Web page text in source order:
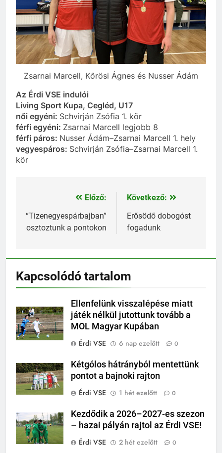
Zsarnai Marcell, Kőrösi Ágnes és Nusser Ádám
Az Érdi VSE indulói
Living Sport Kupa, Cegléd, U17
női egyéni: Schvirján Zsófia 1. kör
férfi egyéni: Zsarnai Marcell legjobb 8
férfi páros: Nusser Ádám–Zsarnai Marcell 1. hely
vegyespáros: Schvirján Zsófia–Zsarnai Marcell 1.
kör
Bejegyzés
navigáció
Előző:
“Tizenegyespárbajban”
osztoztunk a pontokon
Következő:
Erősödő dobogóst
fogadunk
Kapcsolódó tartalom
Ellenfelünk visszalépése miatt
játék nélkül jutottunk tovább a
MOL Magyar Kupában
Érdi VSE
6 nap ezelőtt 0
Kétgólos hátrányból mentettünk
pontot a bajnoki rajton
Érdi VSE
1 hét ezelőtt 0
Kezdődik a 2026–2027-es szezon
– hazai pályán rajtol az Érdi VSE!
Érdi VSE
2 hét ezelőtt 0